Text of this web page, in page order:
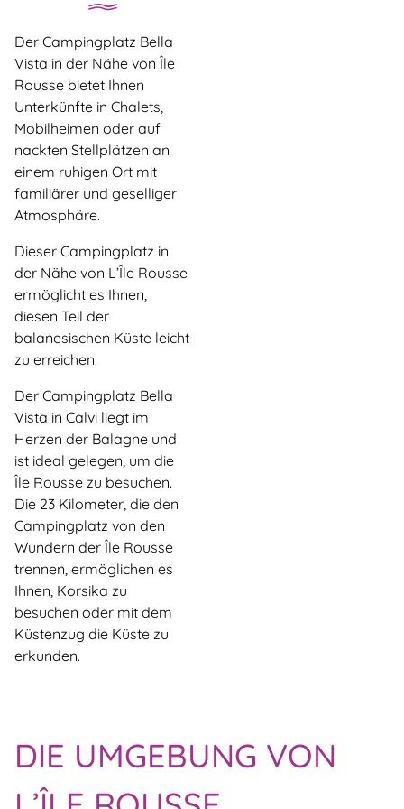
Der Campingplatz Bella
Vista in der Nähe von Île
Rousse bietet Ihnen
Unterkünfte in Chalets,
Mobilheimen oder auf
nackten Stellplätzen an
einem ruhigen Ort mit
familiärer und geselliger
Atmosphäre.
Dieser Campingplatz in
der Nähe von L’Île Rousse
ermöglicht es Ihnen,
diesen Teil der
balanesischen Küste leicht
zu erreichen.
Der Campingplatz Bella
Vista in Calvi liegt im
Herzen der Balagne und
ist ideal gelegen, um die
Île Rousse zu besuchen.
Die 23 Kilometer, die den
Campingplatz von den
Wundern der Île Rousse
trennen, ermöglichen es
Ihnen, Korsika zu
besuchen oder mit dem
Küstenzug die Küste zu
erkunden.
DIE UMGEBUNG VON